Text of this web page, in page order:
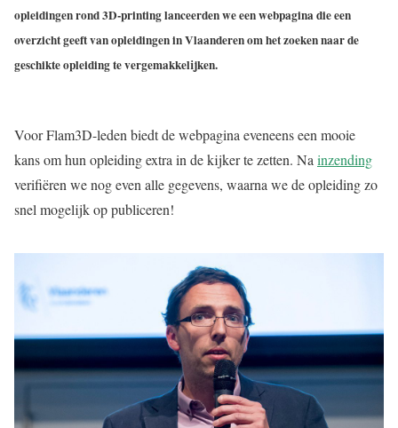
opleidingen rond 3D-printing lanceerden we een webpagina die een
overzicht geeft van opleidingen in Vlaanderen om het zoeken naar de
geschikte opleiding te vergemakkelijken.
Voor Flam3D-leden biedt de webpagina eveneens een mooie
kans om hun opleiding extra in de kijker te zetten. Na inzending
verifiëren we nog even alle gegevens, waarna we de opleiding zo
snel mogelijk op publiceren!